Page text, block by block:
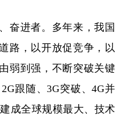
进者。多年来，我国
路，以开放促竞争，以
弱到强，不断突破关键
跟随、3G突破、4G并
成全球规模最大、技术